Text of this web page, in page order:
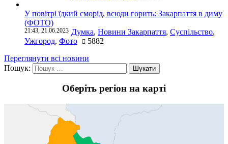
У повітрі їдкий сморід, всюди горить: Закарпаття в диму
(ФОТО)
21:43, 21.06.2023 Думка, Новини Закарпаття, Суспільство,
Ужгород, Фото
5882
Переглянути всі новини
Пошук:
Оберіть регіон на карті